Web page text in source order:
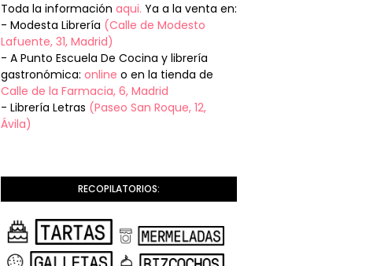
Toda la información aqui. Ya a la venta en:
- Modesta Librería (Calle de Modesto
Lafuente, 31, Madrid)
- A Punto Escuela De Cocina y librería
gastronómica: online o en la tienda de
Calle de la Farmacia, 6, Madrid
- Librería Letras (Paseo San Roque, 12,
Ávila)
RECOPILATORIOS: